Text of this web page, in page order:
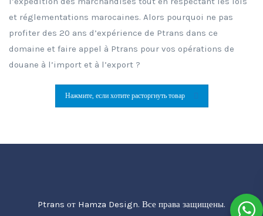
et réglementations marocaines. Alors pourquoi ne pas
profiter des 20 ans d’expérience de Ptrans dans ce
domaine et faire appel à Ptrans pour vos opérations de
douane à l’import et à l’export ?
Нажмите, если хотите расторгнуть товар
Ptrans от Hamza Design. Все права защищены.